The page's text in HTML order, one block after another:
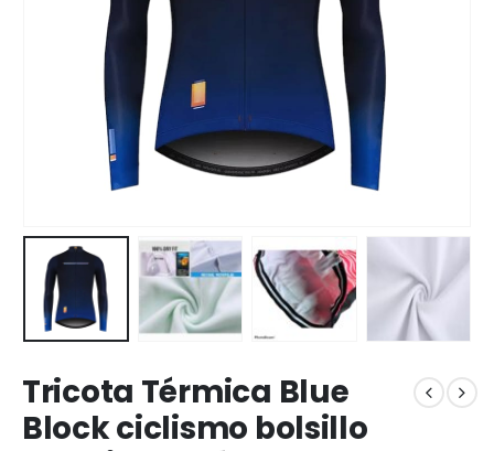
Tricota Térmica Blue
Block ciclismo bolsillo